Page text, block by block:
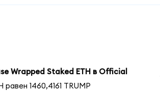
Wrapped Staked ETH в Official
равен 1460,4161 TRUMP